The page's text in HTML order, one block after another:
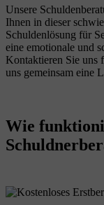
Unsere
Ihnen in dieser
Schuldenlösung für
eine emotionale und
Kontaktieren Sie uns
uns gemeinsam eine
Wie